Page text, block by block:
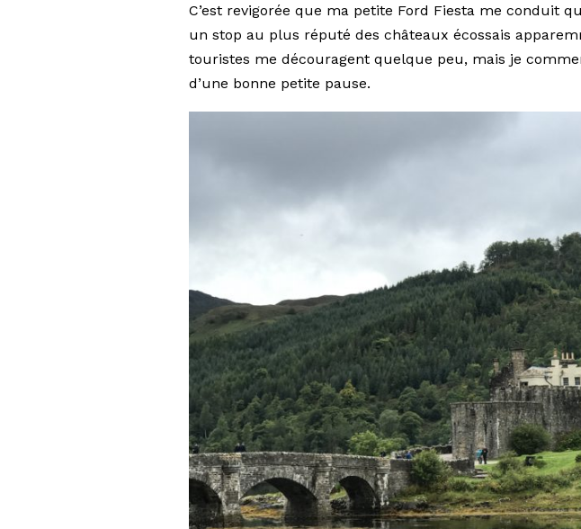
C’est revigorée que ma petite Ford Fiesta me conduit
un stop au plus réputé des châteaux écossais
touristes me découragent quelque peu, mais je
d’une bonne petite pause.